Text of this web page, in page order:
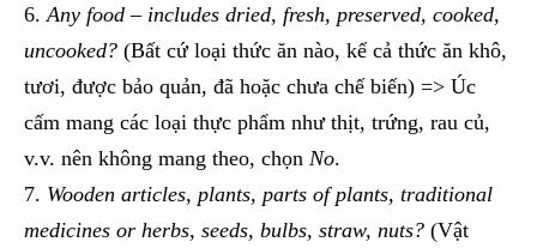
Any food – includes dried, fresh, preserved, cooked,
uncooked? (Bất cứ loại thức ăn nào, kể cả thức ăn khô,
tươi, được bảo quản, đã hoặc chưa chế biến) => Úc
cấm mang các loại thực phẩm như thịt, trứng, rau củ,
v.v. nên không mang theo, chọn No.
Wooden articles, plants, parts of plants, traditional
medicines or herbs, seeds, bulbs, straw, nuts? (Vật